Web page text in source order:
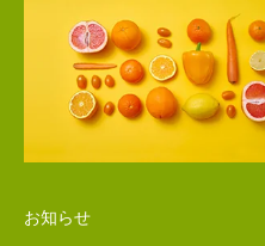
お知らせ